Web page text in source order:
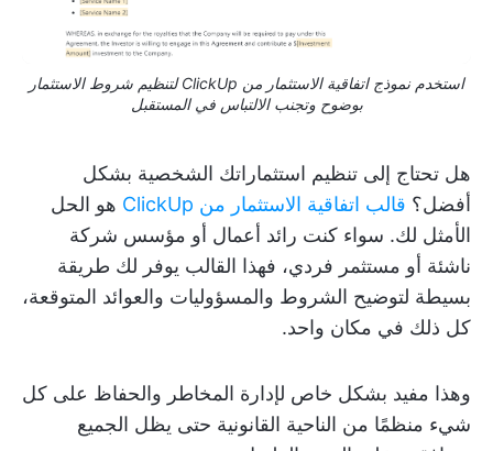
استخدم نموذج اتفاقية الاستثمار من ClickUp لتنظيم شروط الاستثمار
بوضوح وتجنب الالتباس في المستقبل
هل تحتاج إلى تنظيم استثماراتك الشخصية بشكل
أفضل؟ قالب اتفاقية الاستثمار من ClickUp
هو الحل
الأمثل لك. سواء كنت رائد أعمال أو مؤسس شركة
ناشئة أو مستثمر فردي، فهذا القالب يوفر لك طريقة
بسيطة لتوضيح الشروط والمسؤوليات والعوائد المتوقعة،
كل ذلك في مكان واحد.
وهذا مفيد بشكل خاص لإدارة المخاطر والحفاظ على كل
شيء منظمًا من الناحية القانونية حتى يظل الجميع